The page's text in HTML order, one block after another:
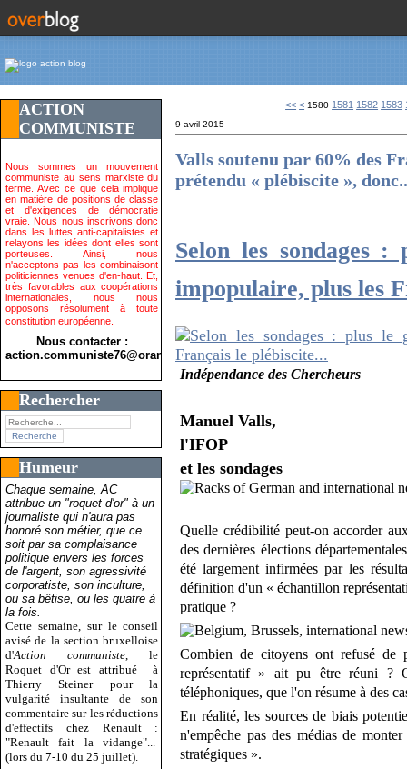
ACTION
COMMUNISTE
Nous sommes un mouvement
communiste au sens marxiste du
terme. Avec ce que cela implique
en matière de positions de classe
et d'exigences de démocratie
vraie. Nous nous inscrivons donc
dans les luttes anti-capitalistes et
relayons les idées dont elles sont
porteuses. Ainsi, nous
n'acceptons pas les combinaisont
politiciennes venues d'en-haut. Et,
très favorables aux coopérations
internationales, nous nous
opposons résolument à toute
constitution européenne.
Nous contacter :
action.communiste76@orange.fr>
Rechercher
Humeur
Chaque semaine, AC
attribue un "roquet d'or" à un
journaliste qui n'aura pas
honoré son métier, que ce
soit par sa complaisance
politique envers les forces
de l'argent, son agressivité
corporatiste, son inculture,
ou sa bêtise, ou les quatre à
la fois.
Cette semaine, sur le conseil
avisé de la section bruxelloise
d'Action communiste , le
Roquet d'Or est attribué
à
Thierry Steiner pour la
vulgarité insultante de son
commentaire sur les réductions
d'effectifs chez Renault :
"Renault fait la vidange"...
(lors du 7-10 du 25 juillet).
<< < 1500
1510
1520
1530
1540
1550
1560
1570
1580 1581 1582 1583
9 avril 2015
Valls soutenu par 60% des
prétendu « plébiscite »,
Selon les sondages :
impopulaire, plus les
Indépendance des Chercheurs
Manuel Valls,
l'IFOP
et les sondages
Quelle crédibilité peut-on accorder
des dernières élections
été largement infirmées par les
définition d'un « échantillon
pratique ?
Combien de citoyens ont refusé de
représentatif » ait pu être réuni ?
téléphoniques, que l'on résume à des
En réalité, les sources de biais
n'empêche pas des médias de
stratégiques ».